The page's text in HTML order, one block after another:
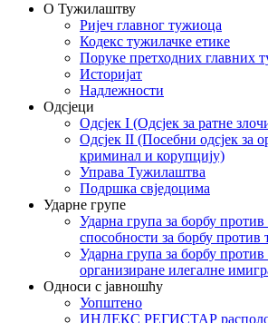
О Тужилаштву
Ријеч главног тужиоца
Кодекс тужилачке етике
Поруке претходних главних
Историјат
Надлежности
Одсјеци
Одсјек I (Одсјек за ратне
Одсјек II (Посебни одсјек за
криминал и корупцију)
Управа Тужилаштва
Подршка свједоцима
Ударне групе
Ударна група за борбу против
способности за борбу против
Ударна група за борбу
организиране илегалне
Односи с јавношћу
Уопштено
ИНДЕКС РЕГИСТАР